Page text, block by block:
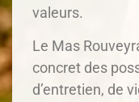
valeurs.
Le Mas
concret des
d’entretien, de